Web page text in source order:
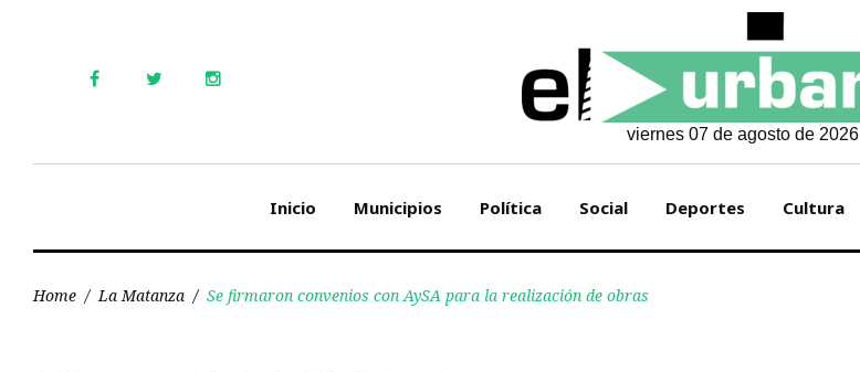
viernes 07 de agosto de 2026
Inicio Municipios Política Social Deportes Cultura
Home / La Matanza / Se firmaron convenios con AySA para la realización de obras